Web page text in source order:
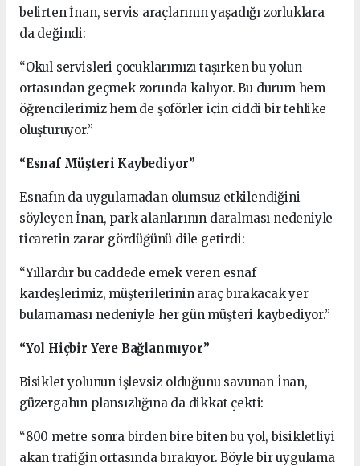
belirten İnan, servis araçlarının yaşadığı zorluklara
da değindi:
“Okul servisleri çocuklarımızı taşırken bu yolun
ortasından geçmek zorunda kalıyor. Bu durum hem
öğrencilerimiz hem de şoförler için ciddi bir tehlike
oluşturuyor.”
“Esnaf Müşteri Kaybediyor”
Esnafın da uygulamadan olumsuz etkilendiğini
söyleyen İnan, park alanlarının daralması nedeniyle
ticaretin zarar gördüğünü dile getirdi:
“Yıllardır bu caddede emek veren esnaf
kardeşlerimiz, müşterilerinin araç bırakacak yer
bulamaması nedeniyle her gün müşteri kaybediyor.”
“Yol Hiçbir Yere Bağlanmıyor”
Bisiklet yolunun işlevsiz olduğunu savunan İnan,
güzergahın plansızlığına da dikkat çekti:
“800 metre sonra birden bire biten bu yol, bisikletliyi
akan trafiğin ortasında bırakıyor. Böyle bir uygulama